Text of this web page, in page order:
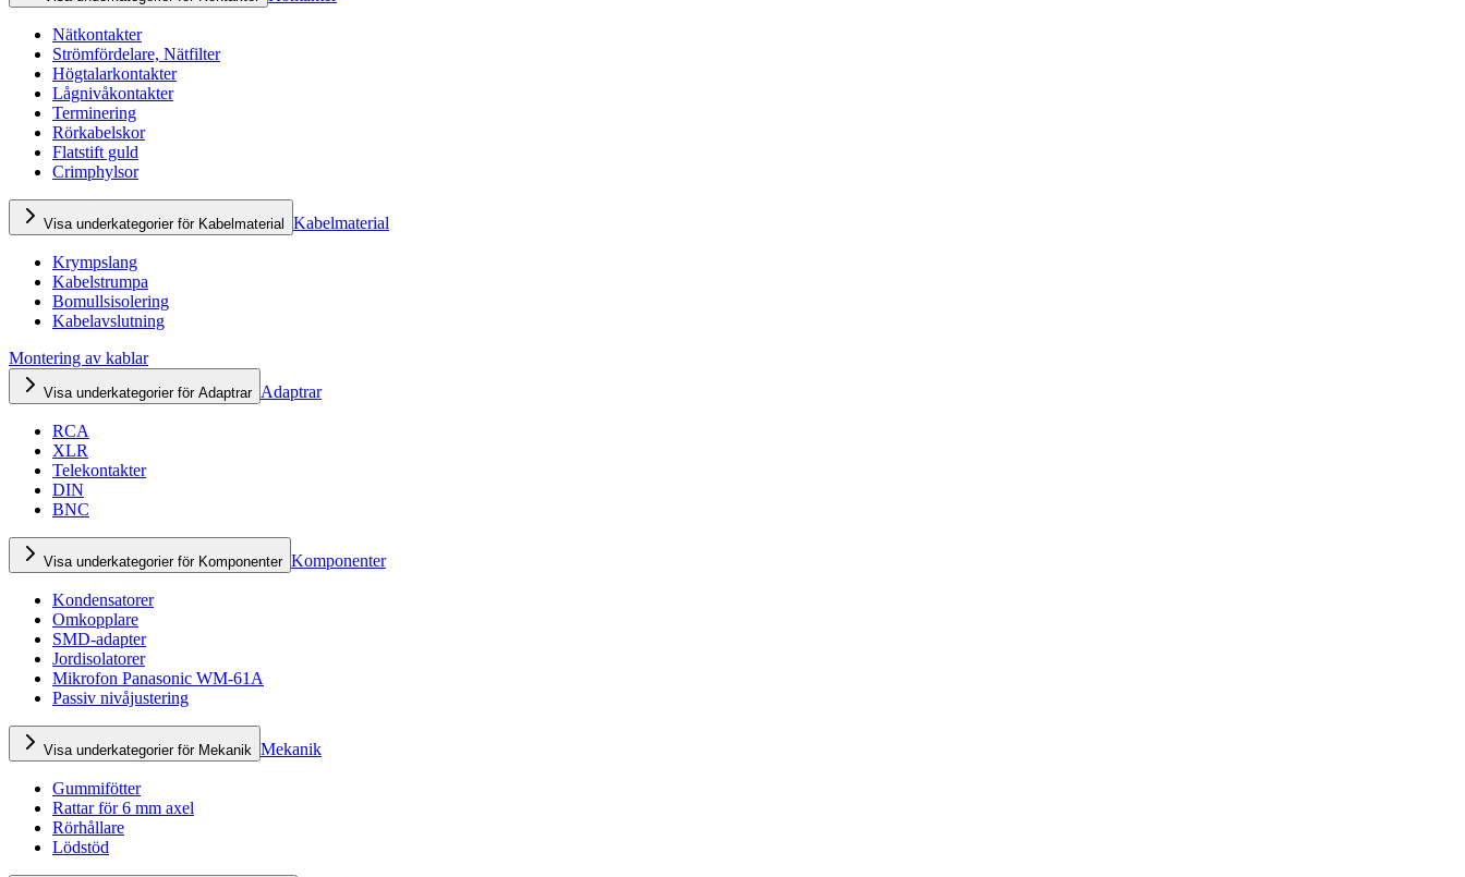
Nätkontakter
Strömfördelare, Nätfilter
Högtalarkontakter
Lågnivåkontakter
Terminering
Rörkabelskor
Flatstift guld
Crimphylsor
Visa underkategorier för Kabelmaterial Kabelmaterial
Krympslang
Kabelstrumpa
Bomullsisolering
Kabelavslutning
Montering av kablar
Visa underkategorier för Adaptrar Adaptrar
RCA
XLR
Telekontakter
DIN
BNC
Visa underkategorier för Komponenter Komponenter
Kondensatorer
Omkopplare
SMD-adapter
Jordisolatorer
Mikrofon Panasonic WM-61A
Passiv nivåjustering
Visa underkategorier för Mekanik Mekanik
Gummifötter
Rattar för 6 mm axel
Rörhållare
Lödstöd